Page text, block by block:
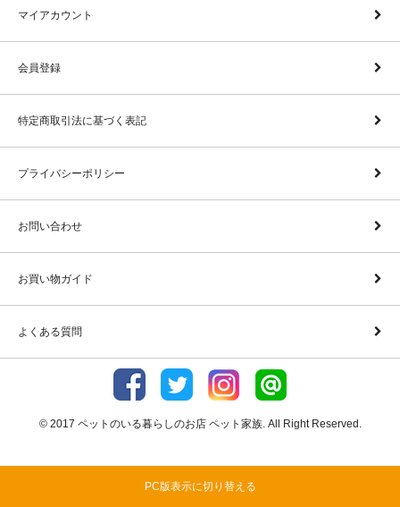
マイアカウント
会員登録
特定商取引法に基づく表記
プライバシーポリシー
お問い合わせ
お買い物ガイド
よくある質問
© 2017 ペットのいる暮らしのお店 ペット家族. All Right Reserved.
PC版表示に切り替える